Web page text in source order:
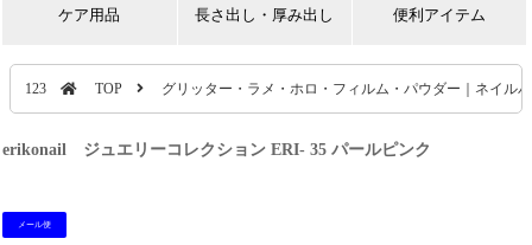
ケア用品 長さ出し・厚み出し 便利アイテム
123 TOP グリッター・ラメ・ホロ・フィルム・パウダー｜ネイル
erikonail ジュエリーコレクション ERI- 35 パールピンク
メール便